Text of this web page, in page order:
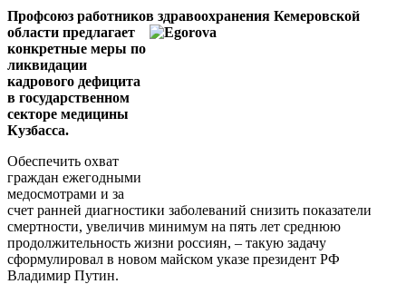
Профсоюз работников здравоохранения Кемеровской
области предлагает
конкретные меры по
ликвидации
кадрового дефицита
в государственном
секторе медицины
Кузбасса.
Обеспечить охват
граждан ежегодными
медосмотрами и за
счет ранней диагностики заболеваний снизить показатели
смертности, увеличив минимум на пять лет среднюю
продолжительность жизни россиян, – такую задачу
сформулировал в новом майском указе президент РФ
Владимир Путин.